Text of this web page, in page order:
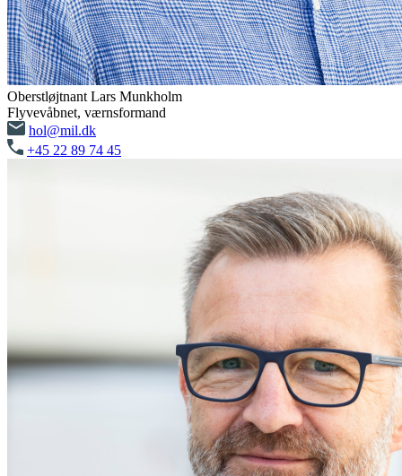
Oberstløjtnant Lars Munkholm
Flyvevåbnet, værnsformand
hol@mil.dk
+45 22 89 74 45